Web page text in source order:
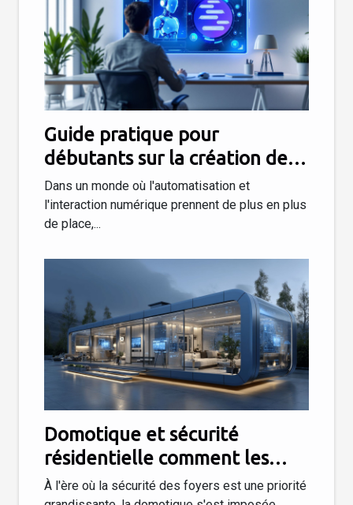
Guide pratique pour
débutants sur la création de
chatbots intelligents sans
coder
Dans un monde où l'automatisation et
l'interaction numérique prennent de plus en plus
de place,...
Domotique et sécurité
résidentielle comment les
nouvelles technologies
À l'ère où la sécurité des foyers est une priorité